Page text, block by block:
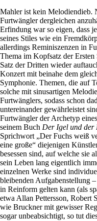
Mahler ist kein Melodiendieb.
Furtwängler dergleichen
Erfindung war so eigen, dass
seines Stiles wie ein
allerdings Reminiszenzen in
Thema im Kopfsatz der
Satz der Dritten wieder
Konzert mit beinahe dem
Symphonie. Themen, die auf
solche mit sinusartigen
Furtwänglers, sodass schon
untereinander gewährleistet
Furtwängler der Archetyp
seinem Buch Der Igel und der
Sprichwort „Der Fuchs weiß
eine große“ diejenigen
besessen sind, auf welche sie
sein Leben lang eigentlich
einzelnen Werke sind
bleibenden Aufgabenstellung
in Reinform gelten kann (als
etwa Allan Pettersson, Robert
wie Bruckner mit gewisser
sogar unbeabsichtigt, so tut